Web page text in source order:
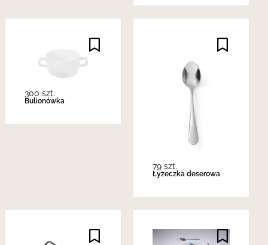
300 szt.
Bulionówka
79 szt.
Łyżeczka deserowa